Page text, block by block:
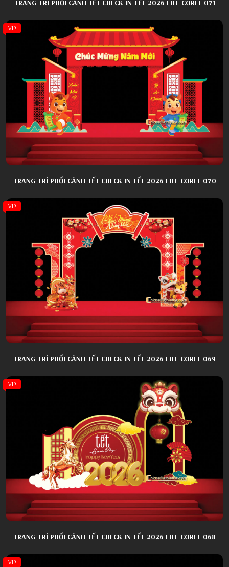
TRANG TRÍ PHỐI CẢNH TẾT CHECK IN TẾT 2026 FILE COREL 071
VIP
TRANG TRÍ PHỐI CẢNH TẾT CHECK IN TẾT 2026 FILE COREL 070
VIP
TRANG TRÍ PHỐI CẢNH TẾT CHECK IN TẾT 2026 FILE COREL 069
VIP
TRANG TRÍ PHỐI CẢNH TẾT CHECK IN TẾT 2026 FILE COREL 068
VIP